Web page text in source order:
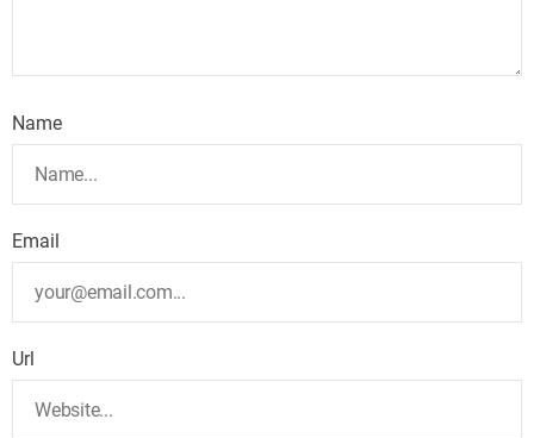
Name
Email
Url